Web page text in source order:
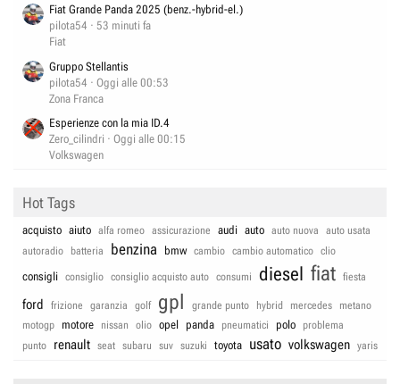
Fiat Grande Panda 2025 (benz.-hybrid-el.)
pilota54
53 minuti fa
Fiat
Gruppo Stellantis
pilota54
Oggi alle 00:53
Zona Franca
Esperienze con la mia ID.4
Zero_cilindri
Oggi alle 00:15
Volkswagen
Hot Tags
acquisto aiuto alfa romeo assicurazione audi auto auto nuova
auto usata
autoradio
batteria benzina bmw cambio cambio automatico clio
consigli consiglio consiglio acquisto auto consumi diesel fiat fiesta
ford frizione garanzia golf gpl grande punto hybrid mercedes
metano
motogp
motore nissan olio opel panda pneumatici polo
problema
punto
renault seat subaru suv suzuki toyota usato volkswagen yaris